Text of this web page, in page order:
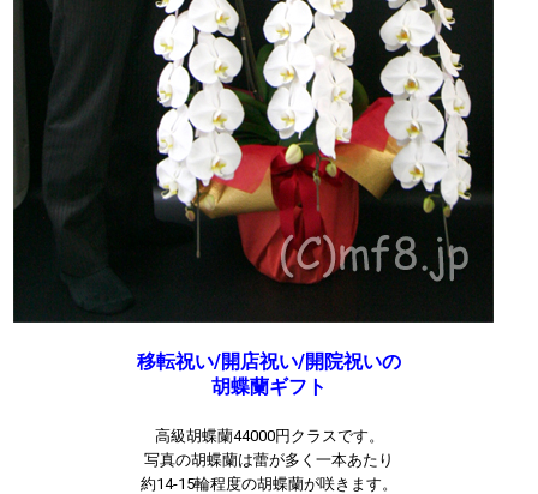
移転祝い/開店祝い/開院祝いの
胡蝶蘭ギフト
高級胡蝶蘭44000円クラスです。
写真の胡蝶蘭は蕾が多く一本あたり
約14-15輪程度の胡蝶蘭が咲きます。